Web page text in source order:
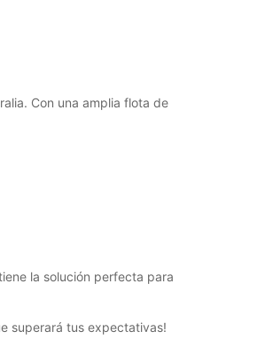
Con una amplia flota de
la solución perfecta para
superará tus expectativas!